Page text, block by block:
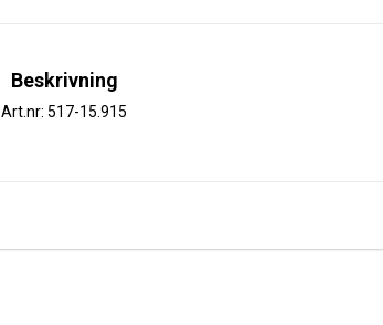
Beskrivning
Art.nr: 517-15.915